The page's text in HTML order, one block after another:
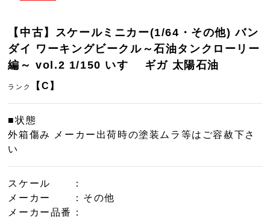
【中古】スケールミニカー(1/64・その他) バン
ダイ ワーキングビークル～石油タンクローリー
編～ vol.2 1/150 いすゞ ギガ 太陽石油
ランク 【C】
■状態
外箱傷み メーカー出荷時の塗装ムラ等はご容赦下さ
い
スケール
：
メーカー
：その他
メーカー品番
：